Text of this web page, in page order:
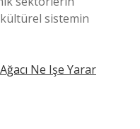
sistemin
Ne Işe Yarar